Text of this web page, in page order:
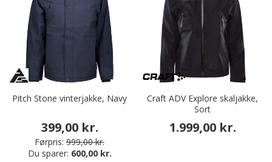
Pitch Stone vinterjakke, Navy
399,00 kr.
Førpris: 999,00 kr.
Du sparer: 600,00 kr.
Craft ADV Explore skaljakke,
Sort
1.999,00 kr.